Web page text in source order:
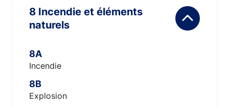
8 Incendie et éléments
naturels
8A
Incendie
8B
Explosion